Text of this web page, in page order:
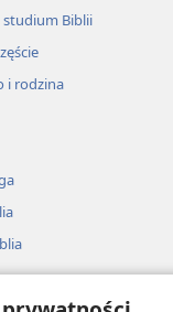
studium Biblii
i rodzina